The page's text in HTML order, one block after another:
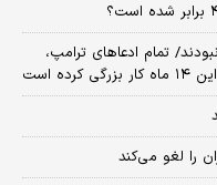
تمام ادعاهای ترامپ،
است
را لغو می‌کند